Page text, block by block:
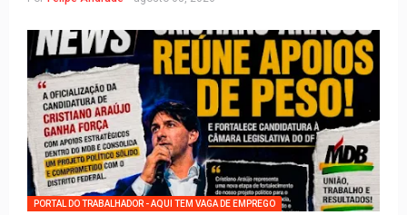
PORTAL DO TRABALHADOR - AQUI TEM VAGA DE EMPREGO